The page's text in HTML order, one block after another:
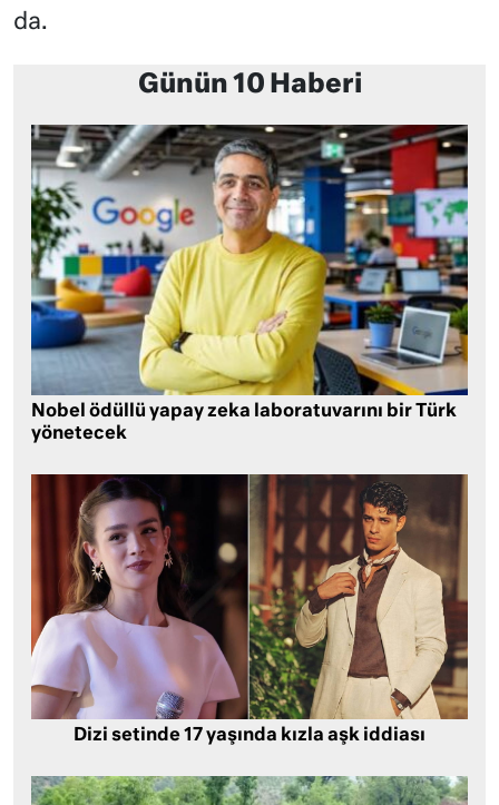
da.
Günün 10 Haberi
Nobel ödüllü yapay zeka laboratuvarını bir Türk
yönetecek
Dizi setinde 17 yaşında kızla aşk iddiası